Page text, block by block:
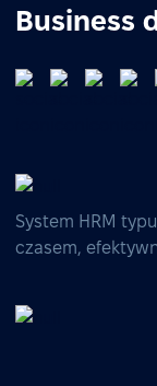
Business
System HRM
czasem,